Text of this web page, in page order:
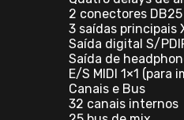
2 conectores
3 saídas principais
Saída digital S/
Saída de
E/S MIDI 1×1
Canais e Bus
32 canais internos